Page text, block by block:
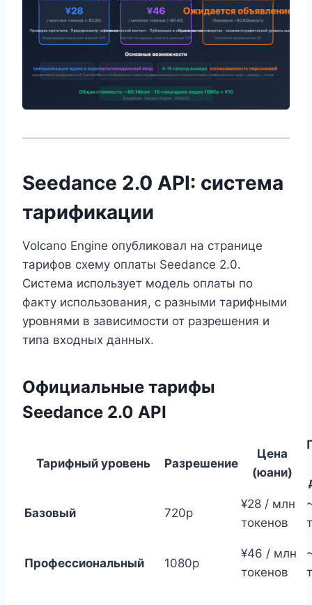
Seedance 2.0 API: система
тарификации
Volcano Engine опубликовал на странице
тарифов схему оплаты Seedance 2.0.
Система использует модель оплаты по
факту использования, с разными тарифными
уровнями в зависимости от разрешения и
типа входных данных.
Официальные тарифы
Seedance 2.0 API
Тарифный уровень Разрешение
Цена
(юани)
Базовый 720p
¥28 / млн
токенов
Профессиональный 1080p
¥46 / млн
токенов